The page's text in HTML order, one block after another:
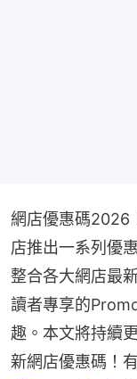
網店優惠碼2026
店推出一系列優
整合各大網店最
讀者專享的
趣。本文將持續
新網店優惠碼！